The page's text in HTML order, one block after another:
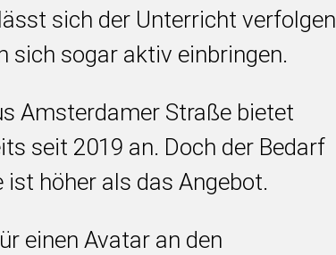
sich der Unterricht verfolgen
sich sogar aktiv einbringen.
Amsterdamer Straße bietet
seit 2019 an. Doch der Bedarf
höher als das Angebot.
einen Avatar an den